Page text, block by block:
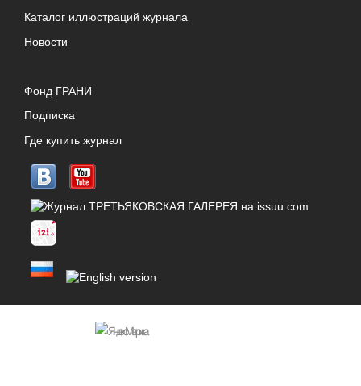
Каталог иллюстраций журнала
Новости
Фонд ГРАНИ
Подписка
Где купить журнал